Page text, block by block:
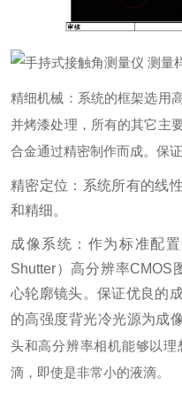
精细机械：系统的框架选用
并烤漆处理，所有的其它主
合金通过精密制作而成。保
精密定位：系统所有的线
和精细。
成像系统：作为标准配
Shutter）高分辨率CMOS
心轮廓镜头。保证优良的
的高强度背光冷光源为成
头和高分辨率相机能够以
滴，即使是非常小的液滴。